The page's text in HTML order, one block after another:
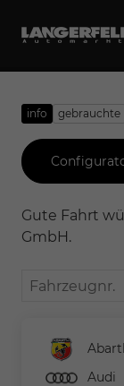
info gebrauchte
Gute Fahrt
GmbH.
Fahrzeugnr.
Audi